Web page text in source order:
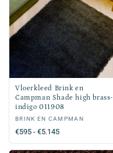
Vloerkleed Brink en
Campman Shade high brass-
indigo 011908
Verkoper:
BRINK EN CAMPMAN
Normale
prijs
€595 - €5.145